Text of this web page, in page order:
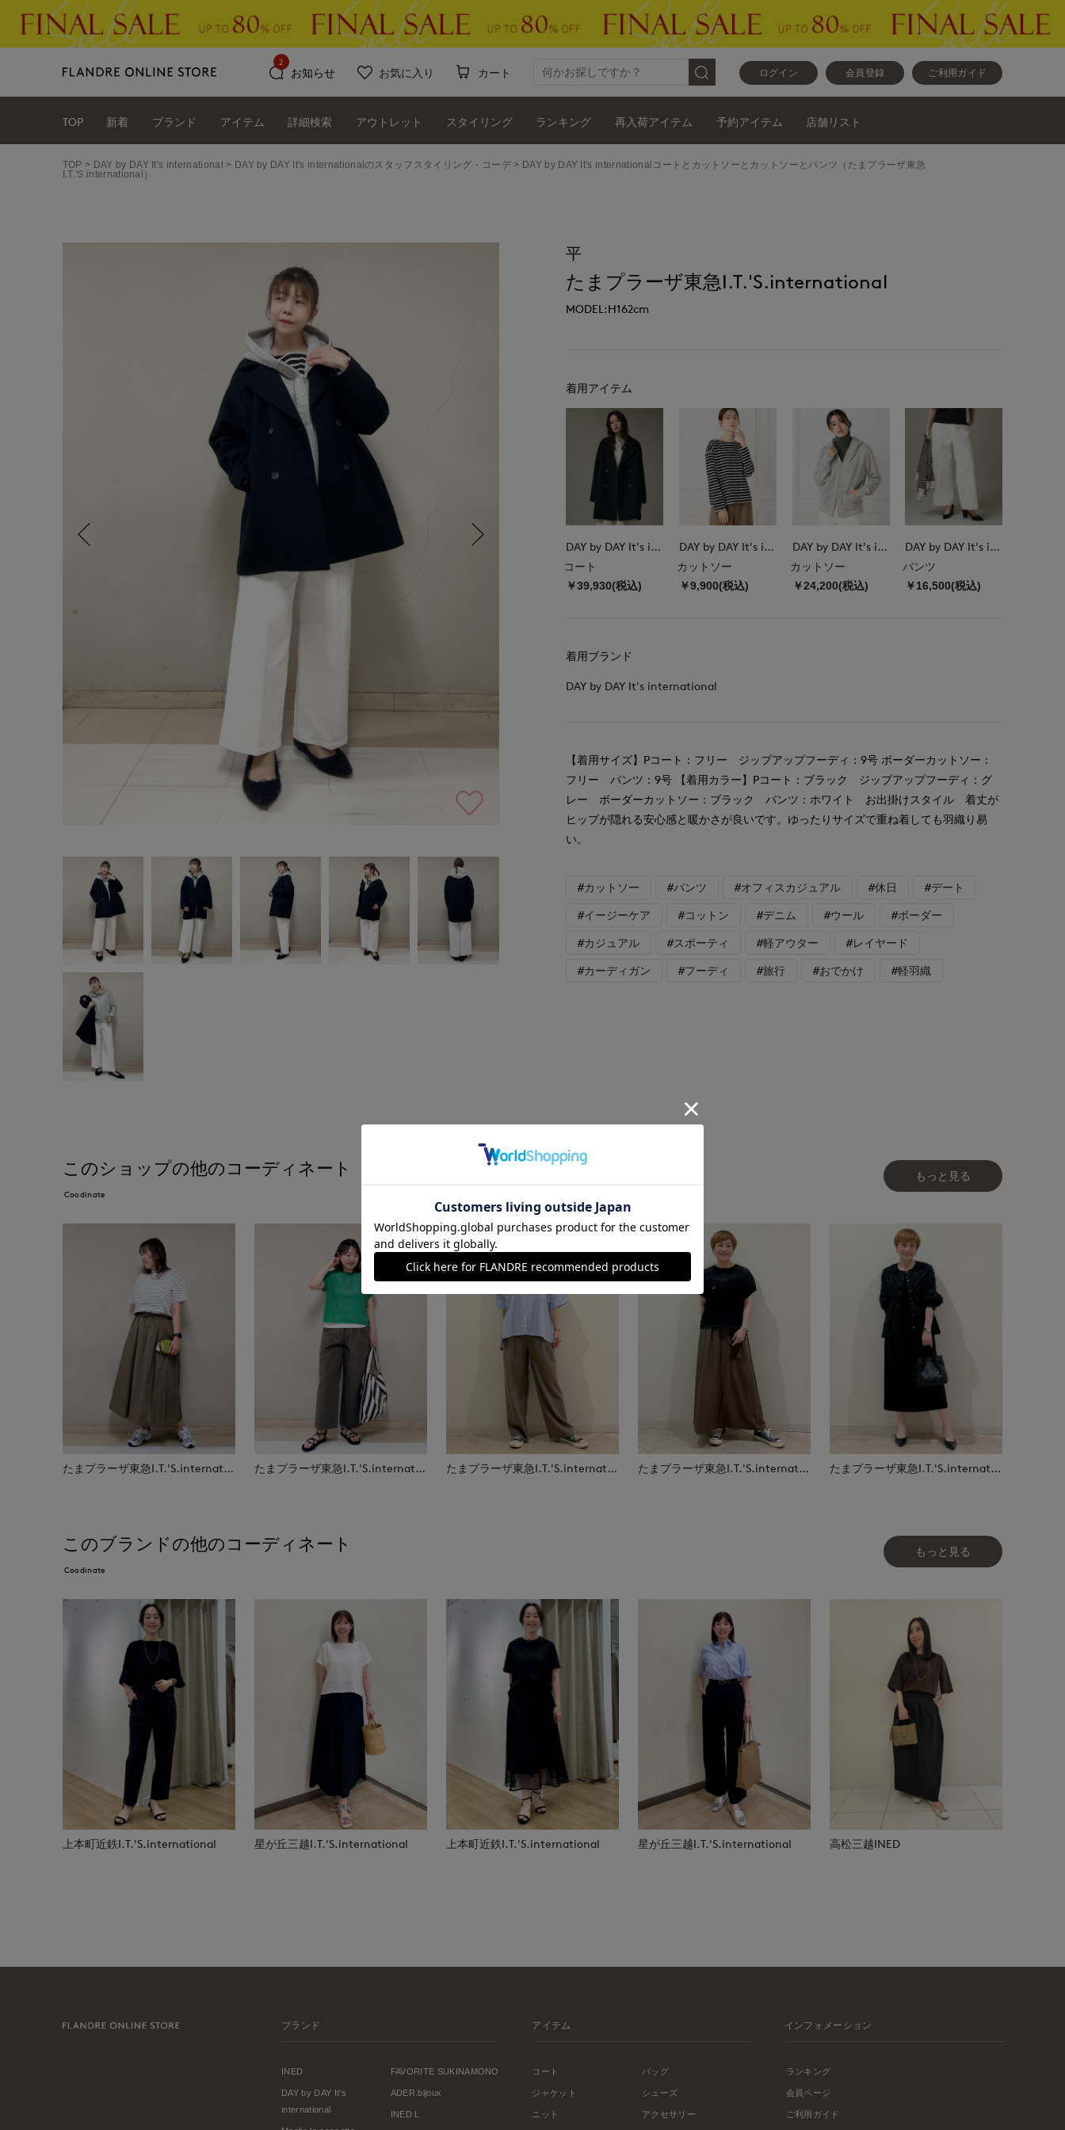
ログイン 会員登録 ご利用ガイド
お知らせ
2
お気に入り カート
TOP 新着 ブランド アイテム 詳細検索 アウトレット スタイリング ランキング 再入荷アイテム 予約アイテム 店舗リスト
TOP DAY by DAY It's international DAY by DAY It's internationalのスタッフスタイリング・コーデ
DAY by DAY It's internationalコートとカットソーとカットソーとパンツ（たまプラーザ東急
I.T.'S.international）
平
たまプラーザ東急I.T.'S.international
MODEL:H162cm
着用アイテム
DAY by DAY It's international
コート
￥39,930(税込)
DAY by DAY It's international
カットソー
￥9,900(税込)
DAY by DAY It's international
カットソー
￥24,200(税込)
DAY by DAY It's international
パンツ
￥16,500(税込)
着用ブランド
DAY by DAY It's international
【着用サイズ】Pコート：フリー ジップアップフーディ：9号 ボーダーカットソー：
フリー パンツ：9号 【着用カラー】Pコート：ブラック ジップアップフーディ：グ
レー ボーダーカットソー：ブラック パンツ：ホワイト お出掛けスタイル 着丈が
ヒップが隠れる安心感と暖かさが良いです。ゆったりサイズで重ね着しても羽織り易
い。
#カットソー #パンツ #オフィスカジュアル #休日 #デート
#イージーケア #コットン #デニム #ウール #ボーダー
#カジュアル #スポーティ #軽アウター #レイヤード
#カーディガン #フーディ #旅行 #おでかけ #軽羽織
このショップの他のコーディネート
Coodinate
もっと見る
たまプラーザ東急I.T.'S.international たまプラーザ東急I.T.'S.international たまプラーザ東急I.T.'S.international たまプラーザ東急I.T.'S.international たまプラーザ東急I.T.'S.international
このブランドの他のコーディネート
Coodinate
もっと見る
上本町近鉄I.T.'S.international 星が丘三越I.T.'S.international 上本町近鉄I.T.'S.international 星が丘三越I.T.'S.international 高松三越INED
ブランド
INED
DAY by DAY It's
international
FAVORITE SUKINAMONO
ADER.bijoux
INED L
アイテム
コート
ジャケット
ニット
バッグ
シューズ
アクセサリー
インフォメーション
ランキング
会員ページ
ご利用ガイド